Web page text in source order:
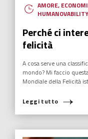
FUTURABILITY,
RADIO ITALIA
Ada Rosa
Riusciremo a entrare
permettere il “noi”